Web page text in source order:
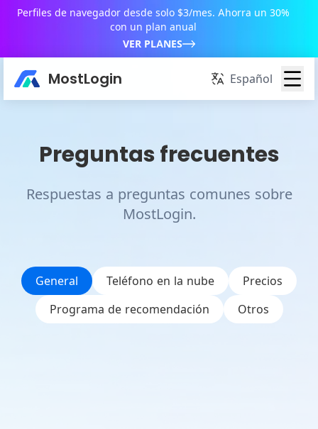
Perfiles de navegador desde solo $3/mes. Ahorra un 30%
con un plan anual
VER PLANES
MostLogin Español
Preguntas frecuentes
Respuestas a preguntas comunes sobre
MostLogin.
General Teléfono en la nube
Precios
Programa de recomendación
Otros